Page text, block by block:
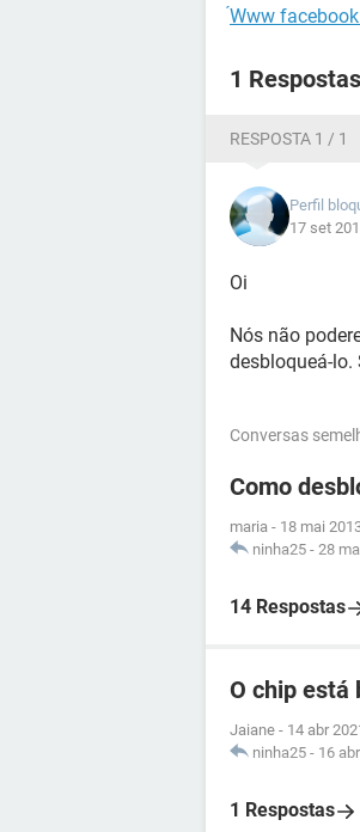
́Www
1 Respostas
RESPOSTA 1 / 1
Perfil
17 set
Oi
Nós não
desbloqueá-lo.
Conversas
Como
maria - 18 mai
ninha25 - 28
14 Respostas
O chip está
Jaiane - 14 abr
ninha25 - 16
1 Respostas